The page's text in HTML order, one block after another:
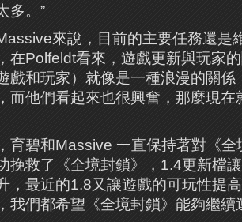
多。”
來說，目前的主要任務還是
在Polfeldt看來，遊戲更新與玩家
戲和玩家）就像是一種浪漫的關係
而他們看起來也很興奮，那麼現在
育碧和Massive 一直保持著對《
挽救了《全境封鎖》，1.4更新檔
，最近的1.8又讓遊戲的可玩性提
我們都希望《全境封鎖》能夠繼續